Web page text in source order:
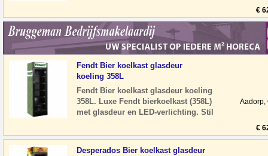
ideaal voo
€
Fendt Bier koelkast glasdeur
koeling 358L
Fendt Bier koelkast glasdeur koeling
358L. Luxe Fendt bierkoelkast (358L)
met glasdeur en LED-verlichting. Stil
Aadorp,
€
Desperados Bier koelkast glasdeur